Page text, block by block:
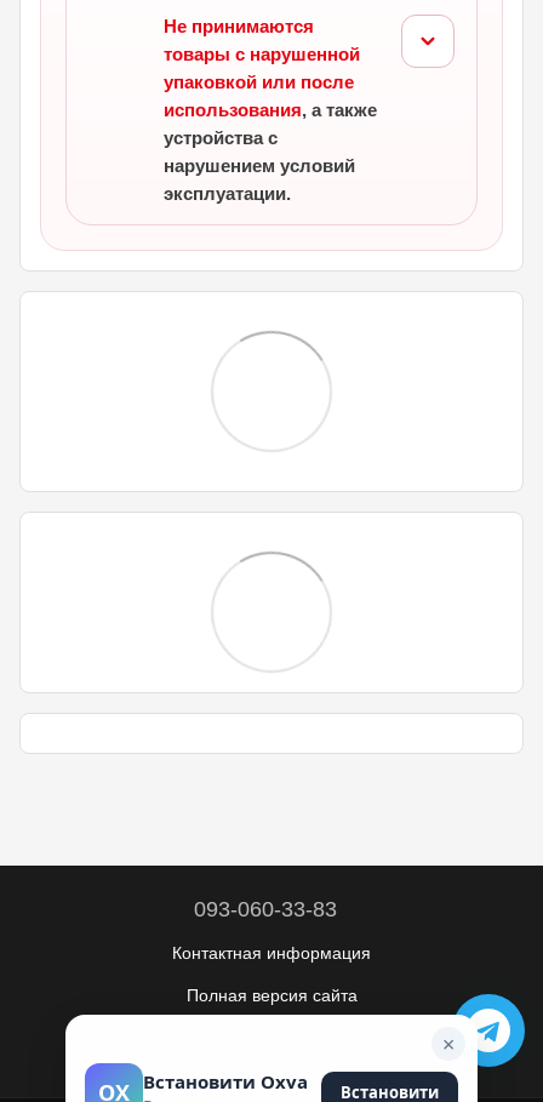
Не принимаются
товары с нарушенной
упаковкой или после
использования, а также
устройства с
нарушением условий
эксплуатации.
093-060-33-83
Контактная информация
Полная версия сайта
Укр Рус
×
OX Встановити Oxva Встановити